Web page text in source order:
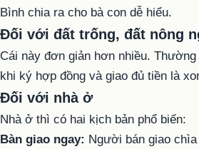
Bình chia ra cho bà con dễ hiểu.
Đối với đất trống, đất nông
Cái này đơn giản hơn nhiều.
khi ký hợp đồng và giao đủ tiền là
Đối với nhà ở
Nhà ở thì có hai kịch bản phổ biến:
Bàn giao ngay: Người bán giao